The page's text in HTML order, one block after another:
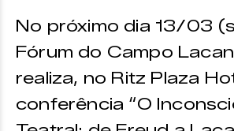
No próximo dia 13/03
Fórum do Campo
realiza, no Ritz Plaza
conferência “O